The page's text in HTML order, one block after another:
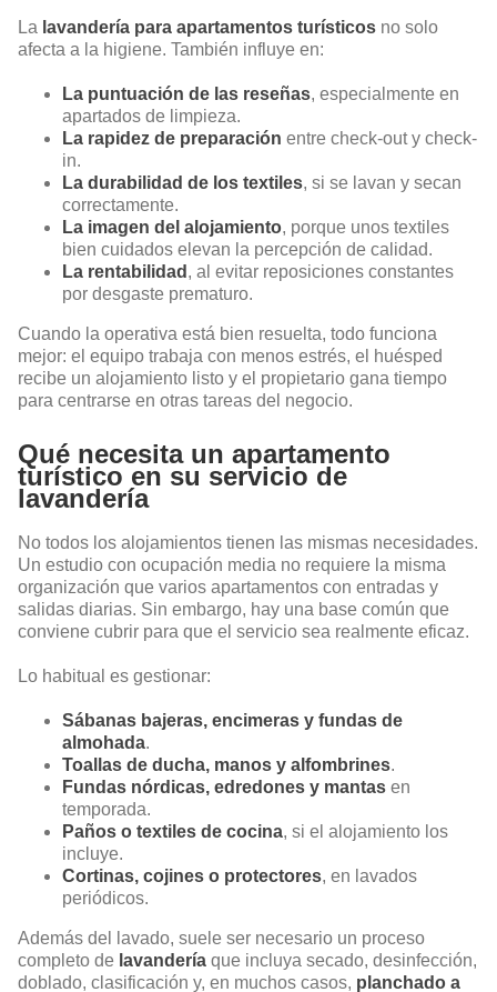
La lavandería para apartamentos turísticos no solo
afecta a la higiene. También influye en:
La puntuación de las reseñas, especialmente en
apartados de limpieza.
La rapidez de preparación entre check-out y check-
in.
La durabilidad de los textiles, si se lavan y secan
correctamente.
La imagen del alojamiento, porque unos textiles
bien cuidados elevan la percepción de calidad.
La rentabilidad , al evitar reposiciones constantes
por desgaste prematuro.
Cuando la operativa está bien resuelta, todo funciona
mejor: el equipo trabaja con menos estrés, el huésped
recibe un alojamiento listo y el propietario gana tiempo
para centrarse en otras tareas del negocio.
Qué necesita un apartamento
turístico en su servicio de
lavandería
No todos los alojamientos tienen las mismas necesidades.
Un estudio con ocupación media no requiere la misma
organización que varios apartamentos con entradas y
salidas diarias. Sin embargo, hay una base común que
conviene cubrir para que el servicio sea realmente eficaz.
Lo habitual es gestionar:
Sábanas bajeras, encimeras y fundas de
almohada.
Toallas de ducha, manos y alfombrines.
Fundas nórdicas, edredones y mantas en
temporada.
Paños o textiles de cocina, si el alojamiento los
incluye.
Cortinas, cojines o protectores, en lavados
periódicos.
Además del lavado, suele ser necesario un proceso
completo de lavandería que incluya secado, desinfección,
doblado, clasificación y, en muchos casos, planchado a